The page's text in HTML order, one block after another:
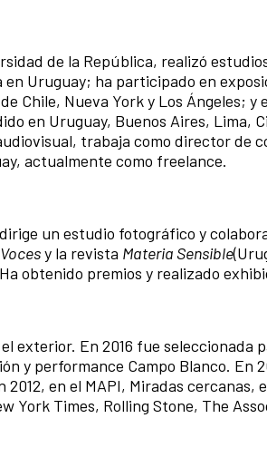
de la República, realizó
Uruguay; ha participado en
Chile, Nueva York y Los Ángeles; y
en Uruguay, Buenos Aires, Lima,
trabaja como director de
actualmente como freelance.
un estudio fotográfico y
Vocesy la revista Materia Sensible
obtenido premios y realizado
exterior. En 2016 fue seleccionada
y performance Campo Blanco. En
en el MAPI, Miradas cercanas,
York Times, Rolling Stone, The